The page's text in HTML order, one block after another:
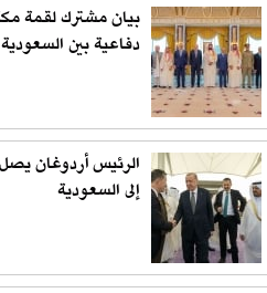
بيان مشترك لقمة
دفاعية بين
الرئيس أردوغان
إلى السعودية